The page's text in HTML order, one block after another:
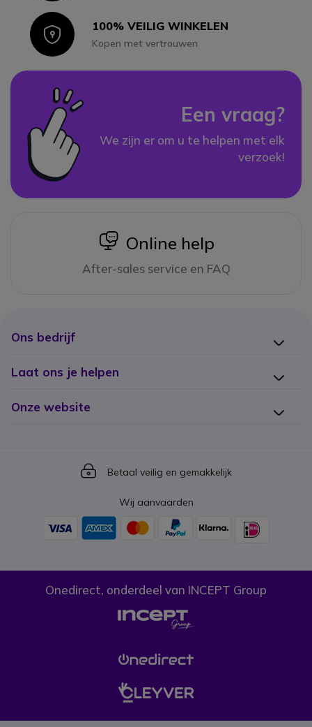
Icon100% VEILIG WINKELEN
Kopen met vertrouwen
Een vraag?
We zijn er om u te helpen met elk
verzoek!
icon
Online help
After-sales service en FAQ
Ons bedrijf
Laat ons je helpen
Onze website
Icon
Betaal veilig en gemakkelijk
Wij aanvaarden
Onedirect, onderdeel van INCEPT Group